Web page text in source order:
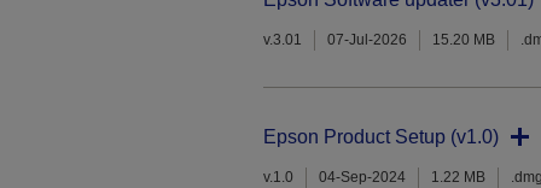
v.3.01 07-Jul-2026 15.20 MB
Epson Product Setup (v1.0)
v.1.0 04-Sep-2024 1.22 MB